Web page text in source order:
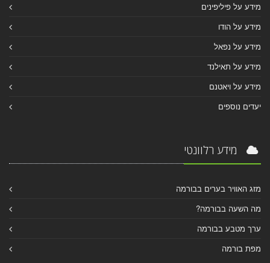
מידע על פיליפינים
מידע על הודו
מידע על נפאל
מידע על תאילנד
מידע על ויאטנם
יעדים נוספים
מידע רלוונטי
מזג האוויר בערים בבורמה
מה השעה בבורמה?
ערך מטבע בבורמה
מפת בורמה